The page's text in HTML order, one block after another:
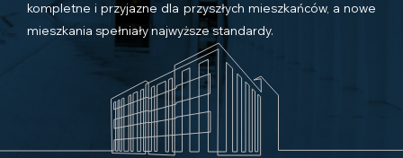
kompletne i przyjazne dla przyszłych mieszkańców, a nowe
mieszkania spełniały najwyższe standardy.